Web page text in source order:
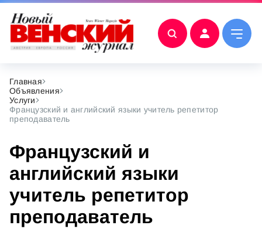
Главная
Объявления
Услуги
Французский и английский языки учитель репетитор
преподаватель
Французский и
английский языки
учитель репетитор
преподаватель